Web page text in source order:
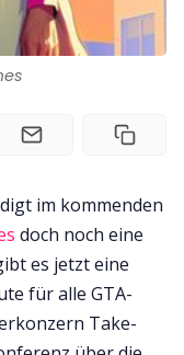
im kommenden
doch noch eine
es jetzt eine
für alle GTA-
Take-